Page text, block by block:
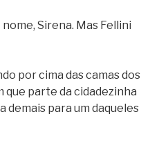
Sirena. Mas Fellini
por cima das camas dos
parte da cidadezinha
demais para um daqueles